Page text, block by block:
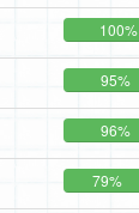
100%
95%
96%
79%